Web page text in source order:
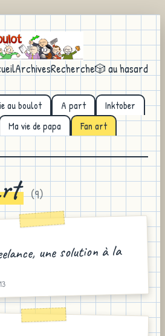
ArchivesRecherche🎲 au hasard
au boulot A part
Inktober
Ma vie de papa
Fan art
(9)
une solution à la